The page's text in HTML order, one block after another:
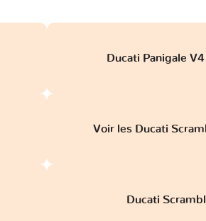
Ducati Panigale
Voir les Ducati
Ducati